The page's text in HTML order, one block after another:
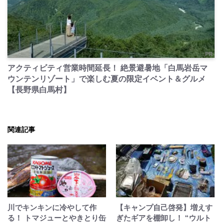
PR
アクティビティ営業時間延長！ 絶景避暑地「白馬岩岳マ
ウンテンリゾート」で楽しむ夏の限定イベント＆グルメ
【長野県白馬村】
関連記事
川でキンキンに冷やして作
る！ トマジューとやきとり缶
【キャンプ自己啓発】増えす
ぎたギアを棚卸し！ “ウルト